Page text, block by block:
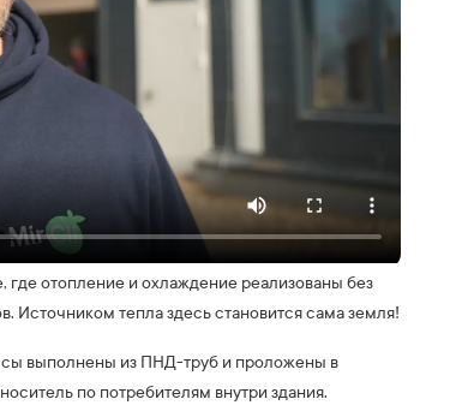
отопление и охлаждение реализованы без
Источником тепла здесь становится сама земля!
выполнены из ПНД-труб и проложены в
по потребителям внутри здания.